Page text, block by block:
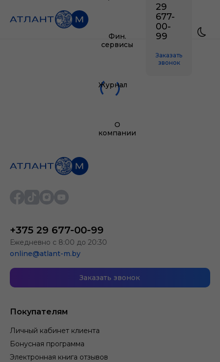
Фин.
сервисы
Журнал
О
компании
29
677-
00-
99
Заказать
звонок
Покупателям
Личный кабинет клиента
Бонусная программа
Электронная книга отзывов
+375 29 677-00-99
Ежедневно с 8:00 до 20:30
online@atlant-m.by
Заказать звонок